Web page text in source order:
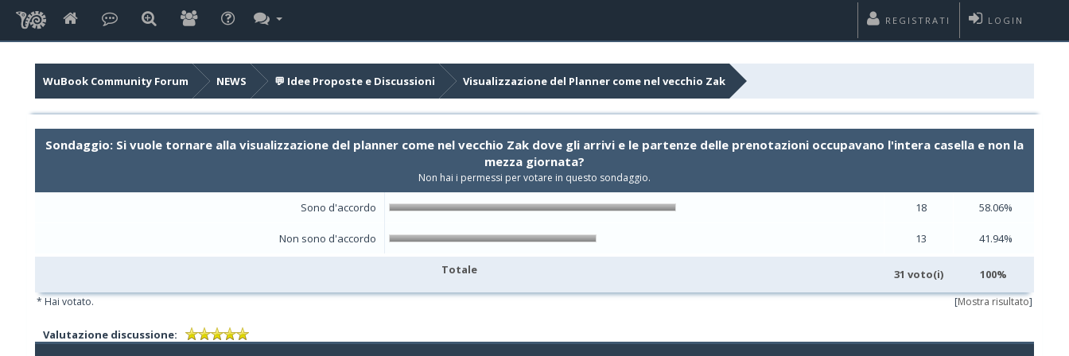
LOGIN
REGISTRATI
WuBook Community Forum NEWS 💬 Idee Proposte e Discussioni Visualizzazione del Planner come nel vecchio Zak
Sondaggio: Si vuole tornare alla visualizzazione del planner come nel vecchio Zak dove gli arrivi e le partenze delle prenotazioni occupavano l'intera casella e non la
mezza giornata?
Non hai i permessi per votare in questo sondaggio.
Sono d'accordo 18 58.06%
Non sono d'accordo 13 41.94%
Totale 31 voto(i) 100%
* Hai votato. [Mostra risultato]
Valutazione discussione: